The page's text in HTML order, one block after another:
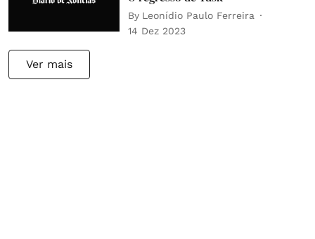
By Leonídio Paulo Ferreira
14 Dez 2023
Ver mais